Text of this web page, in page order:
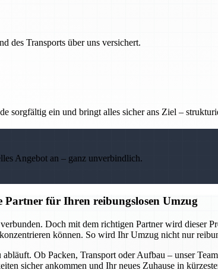
des Transports über uns versichert.
sorgfältig ein und bringt alles sicher ans Ziel –
Angebot an – ganz unverbindlich.
Partner für Ihren reibungslosen Umzug
Doch mit dem richtigen Partner wird dieser
können. So wird Ihr Umzug nicht nur
Ob Packen, Transport oder Aufbau – unser
sicher ankommen und Ihr neues Zuhause in